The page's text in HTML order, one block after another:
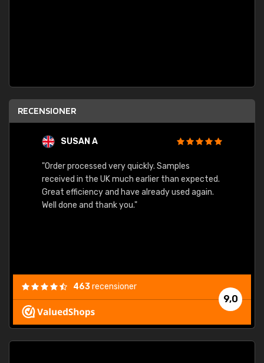
RECENSIONER
SUSAN A
"Order processed very quickly. Samples
received in the UK much earlier than expected.
Great efficiency and have already used again.
Well done and thank you."
9,0
463recensioner